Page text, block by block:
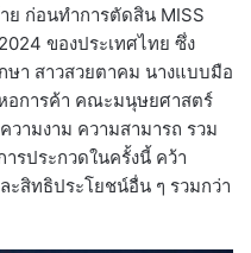
ย ก่อนทำการตัดสิน MISS
ของประเทศไทย ซึ่ง
ษา สาวสวยตาคม นางแบบมือ
การค้า คณะมนุษยศาสตร์
วามงาม ความสามารถ รวม
รประกวดในครั้งนี้ คว้า
ะสิทธิประโยชน์อื่น ๆ รวมกว่า